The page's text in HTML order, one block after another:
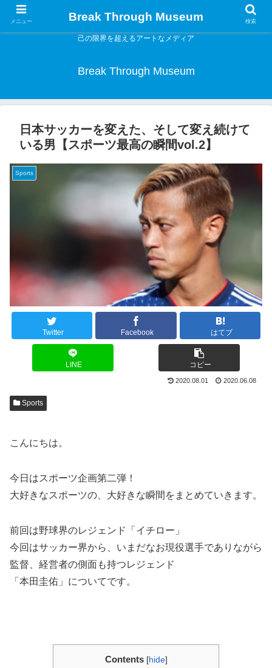
己の限界を超えるアートなメディア
Break Through Museum
日本サッカーを変えた、そして変え続けて
いる男【スポーツ最高の瞬間vol.2】
Sports
Twitter Facebook はてブ
LINE コピー
2020.08.01 2020.06.08
Sports
こんにちは。
今日はスポーツ企画第二弾！
大好きなスポーツの、大好きな瞬間をまとめていきます。
前回は野球界のレジェンド「イチロー」
今回はサッカー界から、いまだなお現役選手でありながら
監督、経営者の側面も持つレジェンド
「本田圭佑」についてです。
Contents [hide]
メニュー Break Through Museum 検索